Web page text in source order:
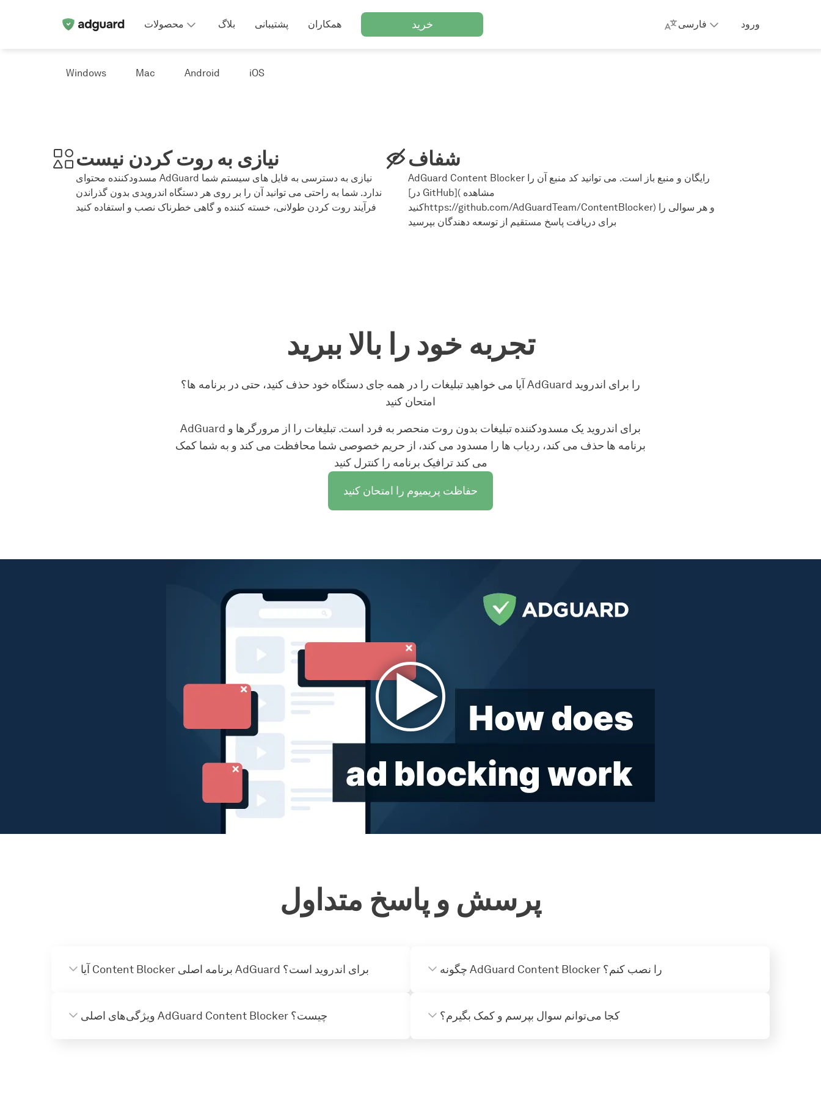
محصولات بلاگ پشتيبانی همکاران خرید فارسی ورود
Windows Mac Android iOS
نیازی به روت کردن نیست
مسدودکننده محتوای AdGuard نیازی به دسترسی به فایل های سیستم شما
ندارد. شما به راحتی می توانید آن را بر روی هر دستگاه اندرویدی بدون گذراندن
فرآیند روت کردن طولانی، خسته کننده و گاهی خطرناک نصب و استفاده کنید
شفاف
AdGuard Content Blocker رایگان و منبع باز است. می توانید کد منبع آن را
[در GitHub]( مشاهده
کنیدhttps://github.com/AdGuardTeam/ContentBlocker) و هر سوالی را
برای دریافت پاسخ مستقیم از توسعه دهندگان بپرسید
تجربه خود را بالا ببرید
آیا می خواهید تبلیغات را در همه جای دستگاه خود حذف کنید، حتی در برنامه ها؟ AdGuard را برای اندروید
امتحان کنید
AdGuard برای اندروید یک مسدودکننده تبلیغات بدون روت منحصر به فرد است. تبلیغات را از مرورگرها و
برنامه ها حذف می کند، ردیاب ها را مسدود می کند، از حریم خصوصی شما محافظت می کند و به شما کمک
می کند ترافیک برنامه را کنترل کنید
حفاظت پریمیوم را امتحان کنید
پرسش و پاسخ متداول
آیا Content Blocker برنامه اصلی AdGuard برای اندروید است؟
ویژگی‌های اصلی AdGuard Content Bloсker چیست؟
چگونه AdGuard Content Blocker را نصب کنم؟
کجا می‌توانم سوال بپرسم و کمک بگیرم؟